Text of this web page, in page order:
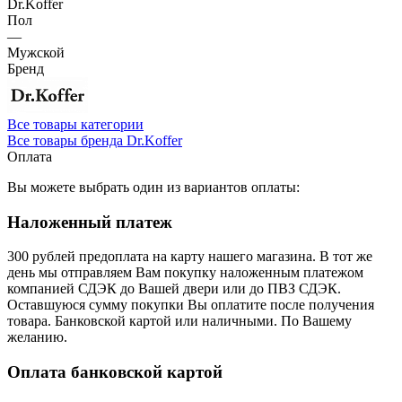
Dr.Koffer
Пол
—
Мужской
Бренд
Все товары категории
Все товары бренда Dr.Koffer
Оплата
Вы можете выбрать один из вариантов оплаты:
Наложенный платеж
300 рублей предоплата на карту нашего магазина. В тот же
день мы отправляем Вам покупку наложенным платежом
компанией СДЭК до Вашей двери или до ПВЗ СДЭК.
Оставшуюся сумму покупки Вы оплатите после получения
товара. Банковской картой или наличными. По Вашему
желанию.
Оплата банковской картой